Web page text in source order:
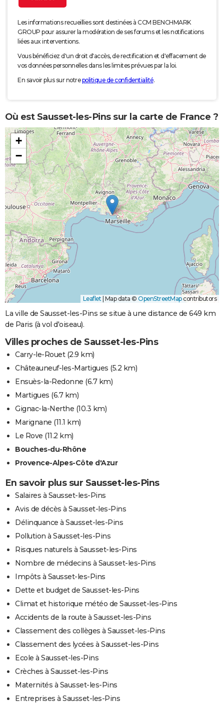
Les informations recueillies sont destinées à CCM BENCHMARK
GROUP pour assurer la modération de ses forums et les notifications
liées aux interventions.
Vous bénéficiez d'un droit d'accès, de rectification et d'effacement de
vos données personnelles dans les limites prévues par la loi.
En savoir plus sur notrepolitique de confidentialité.
Où est Sausset-les-Pins sur la carte de France ?
+
−
Leaflet Map data © OpenStreetMapcontributors
La ville de Sausset-les-Pins se situe à une distance de 649 km
de Paris (à vol d'oiseau).
Villes proches de Sausset-les-Pins
Carry-le-Rouet(2.9 km)
Châteauneuf-les-Martigues (5.2 km)
Ensuès-la-Redonne (6.7 km)
Martigues (6.7 km)
Gignac-la-Nerthe (10.3 km)
Marignane (11.1 km)
Le Rove (11.2 km)
Bouches-du-Rhône
Provence-Alpes-Côte d'Azur
En savoir plus sur Sausset-les-Pins
Salaires à Sausset-les-Pins
Avis de décès à Sausset-les-Pins
Délinquance à Sausset-les-Pins
Pollution à Sausset-les-Pins
Risques naturels à Sausset-les-Pins
Nombre de médecins à Sausset-les-Pins
Impôts à Sausset-les-Pins
Dette et budget de Sausset-les-Pins
Climat et historique météo de Sausset-les-Pins
Accidents de la route à Sausset-les-Pins
Classement des collèges à Sausset-les-Pins
Classement des lycées à Sausset-les-Pins
Ecole à Sausset-les-Pins
Crèches à Sausset-les-Pins
Maternités à Sausset-les-Pins
Entreprises à Sausset-les-Pins